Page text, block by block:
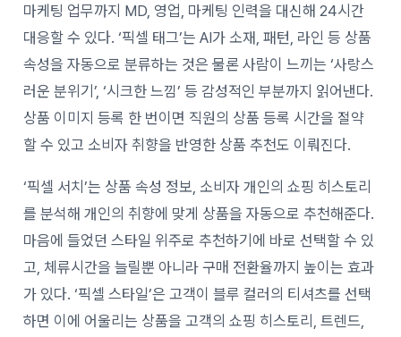
마케팅 업무까지 MD, 영업, 마케팅 인력을 대신해 24시간
대응할 수 있다. ‘픽셀 태그’는 AI가 소재, 패턴, 라인 등 상품
속성을 자동으로 분류하는 것은 물론 사람이 느끼는 ‘사랑스
러운 분위기’, ‘시크한 느낌’ 등 감성적인 부분까지 읽어낸다.
상품 이미지 등록 한 번이면 직원의 상품 등록 시간을 절약
할 수 있고 소비자 취향을 반영한 상품 추천도 이뤄진다.
‘픽셀 서치’는 상품 속성 정보, 소비자 개인의 쇼핑 히스토리
를 분석해 개인의 취향에 맞게 상품을 자동으로 추천해준다.
마음에 들었던 스타일 위주로 추천하기에 바로 선택할 수 있
고, 체류시간을 늘릴뿐 아니라 구매 전환율까지 높이는 효과
가 있다. ‘픽셀 스타일’은 고객이 블루 컬러의 티셔츠를 선택
하면 이에 어울리는 상품을 고객의 쇼핑 히스토리, 트렌드,